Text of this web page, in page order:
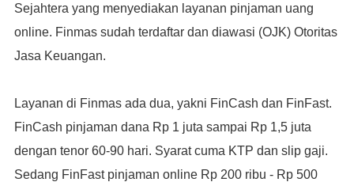
Sejahtera yang menyediakan layanan pinjaman uang
online. Finmas sudah terdaftar dan diawasi (OJK) Otoritas
Jasa Keuangan.
Layanan di Finmas ada dua, yakni FinCash dan FinFast.
FinCash pinjaman dana Rp 1 juta sampai Rp 1,5 juta
dengan tenor 60-90 hari. Syarat cuma KTP dan slip gaji.
Sedang FinFast pinjaman online Rp 200 ribu - Rp 500